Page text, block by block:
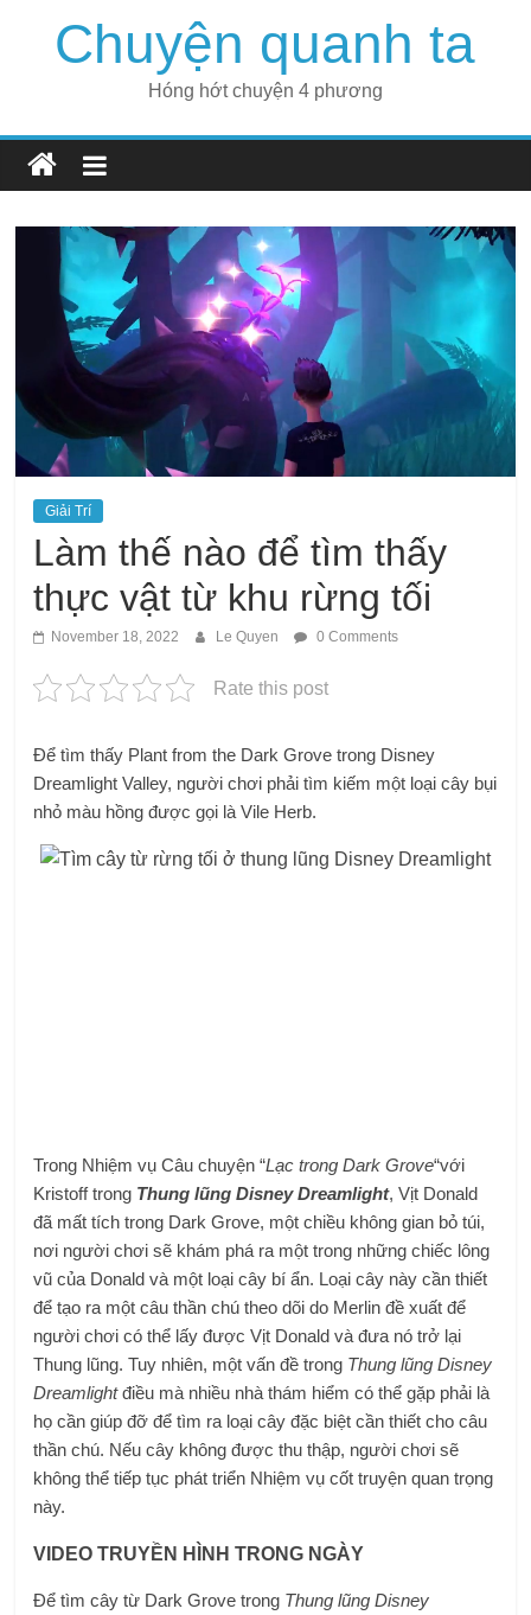
Chuyện quanh ta
Hóng hớt chuyện 4 phương
Giải Trí
Làm thế nào để tìm thấy
thực vật từ khu rừng tối
November 18, 2022 Le Quyen 0 Comments
Rate this post
Để tìm thấy Plant from the Dark Grove trong Disney
Dreamlight Valley, người chơi phải tìm kiếm một loại cây bụi
nhỏ màu hồng được gọi là Vile Herb.
Trong Nhiệm vụ Câu chuyện “Lạc trong Dark Grove“với
Kristoff trong Thung lũng Disney Dreamlight, Vịt Donald
đã mất tích trong Dark Grove, một chiều không gian bỏ túi,
nơi người chơi sẽ khám phá ra một trong những chiếc lông
vũ của Donald và một loại cây bí ẩn. Loại cây này cần thiết
để tạo ra một câu thần chú theo dõi do Merlin đề xuất để
người chơi có thể lấy được Vịt Donald và đưa nó trở lại
Thung lũng. Tuy nhiên, một vấn đề trong Thung lũng Disney
Dreamlightđiều mà nhiều nhà thám hiểm có thể gặp phải là
họ cần giúp đỡ để tìm ra loại cây đặc biệt cần thiết cho câu
thần chú. Nếu cây không được thu thập, người chơi sẽ
không thể tiếp tục phát triển Nhiệm vụ cốt truyện quan trọng
này.
VIDEO TRUYỀN HÌNH TRONG NGÀY
Để tìm cây từ Dark Grove trong Thung lũng Disney